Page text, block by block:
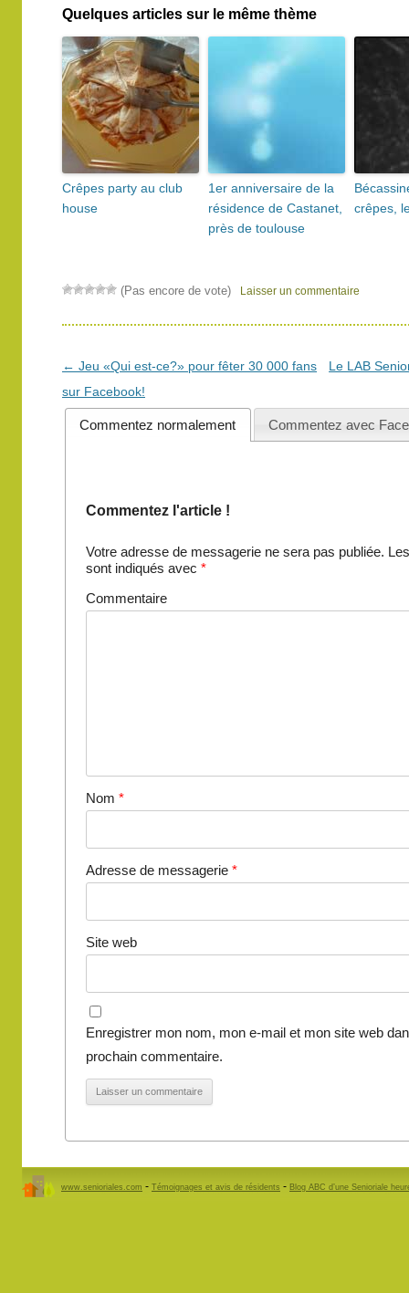
Quelques articles sur le même thème
Crêpes party au club
house
1er anniversaire de la
résidence de Castanet,
près de toulouse
crêpes,
(Pas encore de vote) Laisser un commentaire
Navigation
des
articles
← Jeu «Qui est-ce?» pour fêter 30 000 fans
sur Facebook!
Le LAB
Commentez normalement Commentez avec
Commentez l'article !
Votre adresse de messagerie ne sera pas publiée.
sont indiqués avec *
Commentaire
Nom *
Adresse de messagerie *
Site web
Enregistrer mon nom, mon e-mail et mon site web
prochain commentaire.
www.senioriales.com - Témoignages et avis de résidents - Blog ABC d’une Senioriale